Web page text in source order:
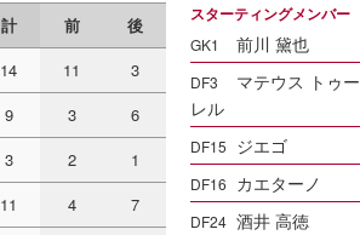
スターティングメンバー
GK1 前川 黛也
DF3
マテウス トゥー
レル
DF15 ジエゴ
DF16 カエターノ
DF24 酒井 高徳
計 前
後
14 11
3
9 3
6
3 2
1
11 4
7